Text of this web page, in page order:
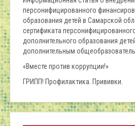
персонифицированного
образования детей в Самарской
сертификата
дополнительного образования
дополнительным
«Вместе против коррупции!»
ГРИПП! Профилактика. Прививки.